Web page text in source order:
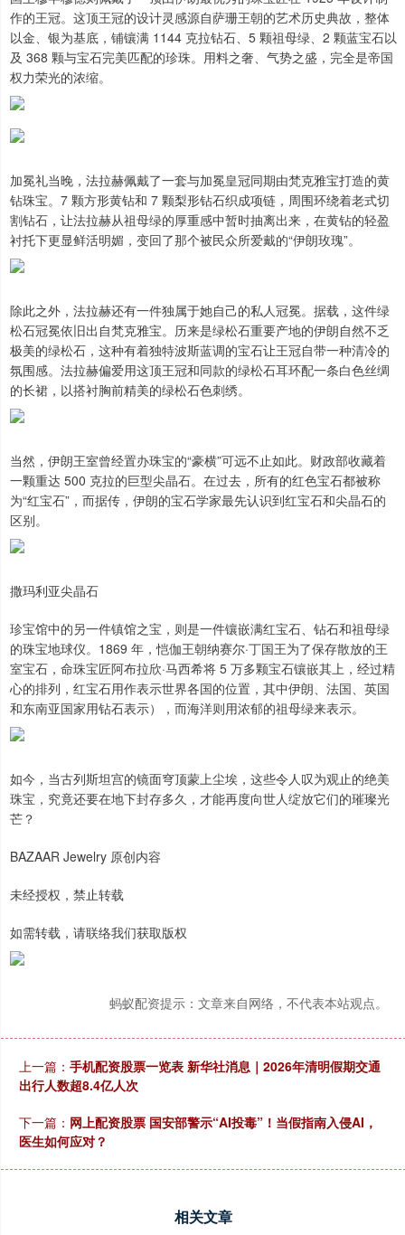
作的王冠。这顶王冠的设计灵感源自萨珊王朝的艺术历史典故，整体
以金、银为基底，铺镶满 1144 克拉钻石、5 颗祖母绿、2 颗蓝宝石以
及 368 颗与宝石完美匹配的珍珠。用料之奢、气势之盛，完全是帝国
权力荣光的浓缩。
加冕礼当晚，法拉赫佩戴了一套与加冕皇冠同期由梵克雅宝打造的黄
钻珠宝。7 颗方形黄钻和 7 颗梨形钻石织成项链，周围环绕着老式切
割钻石，让法拉赫从祖母绿的厚重感中暂时抽离出来，在黄钻的轻盈
衬托下更显鲜活明媚，变回了那个被民众所爱戴的“伊朗玫瑰”。
除此之外，法拉赫还有一件独属于她自己的私人冠冕。据载，这件绿
松石冠冕依旧出自梵克雅宝。历来是绿松石重要产地的伊朗自然不乏
极美的绿松石，这种有着独特波斯蓝调的宝石让王冠自带一种清冷的
氛围感。法拉赫偏爱用这顶王冠和同款的绿松石耳环配一条白色丝绸
的长裙，以搭衬胸前精美的绿松石色刺绣。
当然，伊朗王室曾经置办珠宝的“豪横”可远不止如此。财政部收藏着
一颗重达 500 克拉的巨型尖晶石。在过去，所有的红色宝石都被称
为“红宝石”，而据传，伊朗的宝石学家最先认识到红宝石和尖晶石的
区别。
撒玛利亚尖晶石
珍宝馆中的另一件镇馆之宝，则是一件镶嵌满红宝石、钻石和祖母绿
的珠宝地球仪。1869 年，恺伽王朝纳赛尔·丁国王为了保存散放的王
室宝石，命珠宝匠阿布拉欣·马西希将 5 万多颗宝石镶嵌其上，经过精
心的排列，红宝石用作表示世界各国的位置，其中伊朗、法国、英国
和东南亚国家用钻石表示），而海洋则用浓郁的祖母绿来表示。
如今，当古列斯坦宫的镜面穹顶蒙上尘埃，这些令人叹为观止的绝美
珠宝，究竟还要在地下封存多久，才能再度向世人绽放它们的璀璨光
芒？
BAZAAR Jewelry 原创内容
未经授权，禁止转载
如需转载，请联络我们获取版权
蚂蚁配资提示：文章来自网络，不代表本站观点。
上一篇： 手机配资股票一览表 新华社消息｜2026年清明假期交通
出行人数超8.4亿人次
下一篇： 网上配资股票 国安部警示“AI投毒”！当假指南入侵AI，
医生如何应对？
相关文章